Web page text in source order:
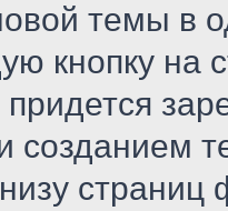
темы в
кнопку
созданием